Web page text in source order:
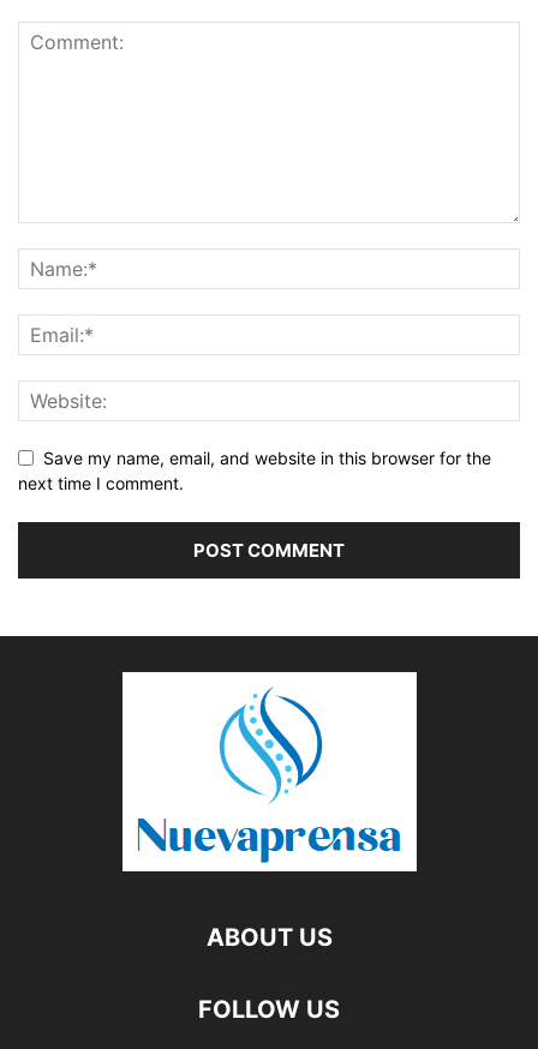
Save my name, email, and website in this browser for the
next time I comment.
ABOUT US
FOLLOW US